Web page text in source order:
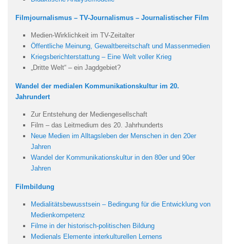
Filmjournalismus – TV-Journalismus – Journalistischer Film
Medien-Wirklichkeit im TV-Zeitalter
Öffentliche Meinung, Gewaltbereitschaft und Massenmedien
Kriegsberichterstattung – Eine Welt voller Krieg
„Dritte Welt“ – ein Jagdgebiet?
Wandel der medialen Kommunikationskultur im 20.
Jahrundert
Zur Entstehung der Mediengesellschaft
Film – das Leitmedium des 20. Jahrhunderts
Neue Medien im Alltagsleben der Menschen in den 20er
Jahren
Wandel der Kommunikationskultur in den 80er und 90er
Jahren
Filmbildung
Medialitätsbewusstsein – Bedingung für die Entwicklung von
Medienkompetenz
Filme in der historisch-politischen Bildung
Medienals Elemente interkulturellen Lernens